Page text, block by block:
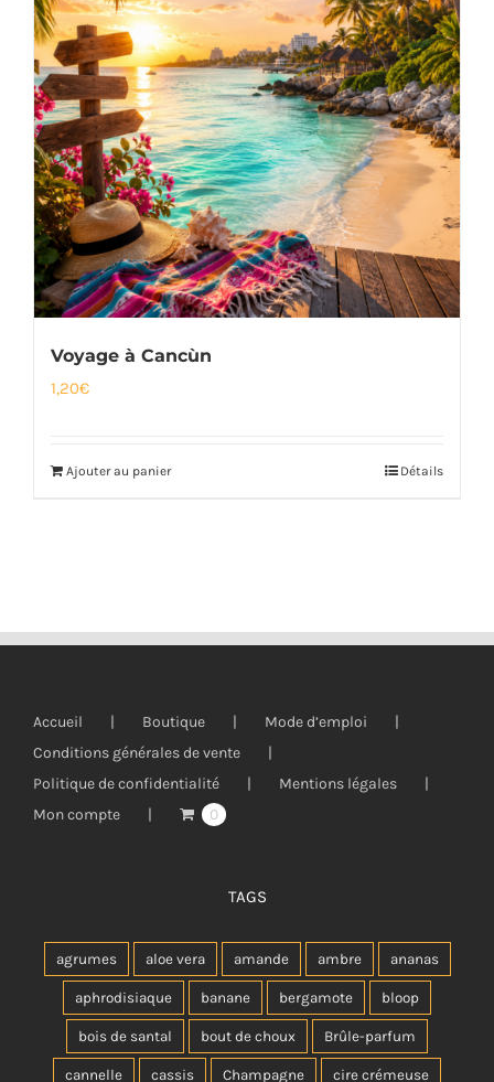
Voyage à Cancùn
1,20€
Ajouter au panier Détails
Accueil Boutique
Mode d’emploi
Conditions générales de vente
Politique de confidentialité
Mentions légales
Mon compte
0
TAGS
agrumes aloe vera amande ambre ananas
aphrodisiaque banane bergamote bloop
bois de santal bout de choux Brûle-parfum
cannelle cassis Champagne cire crémeuse